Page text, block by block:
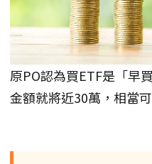
原PO認為買ETF是「早
金額就將近30萬，相當